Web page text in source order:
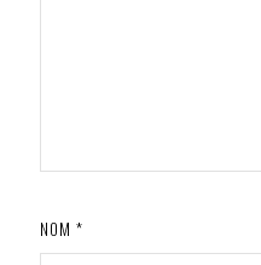
NOM *